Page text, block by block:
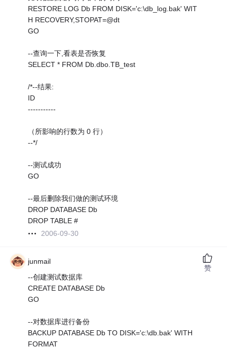
RESTORE LOG Db FROM DISK='c:\db_log.bak' WIT
H RECOVERY,STOPAT=@dt
GO
--查询一下,看表是否恢复
SELECT * FROM Db.dbo.TB_test
/*--结果:
ID
-----------
（所影响的行数为 0 行）
--*/
--测试成功
GO
--最后删除我们做的测试环境
DROP DATABASE Db
DROP TABLE #
2006-09-30
junmail
--创建测试数据库
CREATE DATABASE Db
GO
--对数据库进行备份
BACKUP DATABASE Db TO DISK='c:\db.bak' WITH
FORMAT
赞